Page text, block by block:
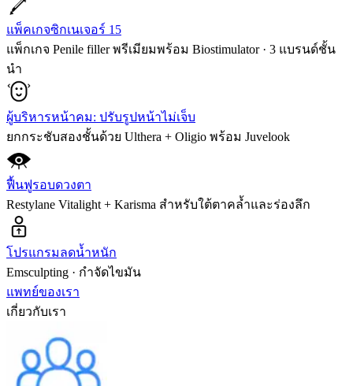
แพ็คเกจซิกเนเจอร์ 15
แพ็กเกจ Penile filler พรีเมียมพร้อม Biostimulator · 3 แบรนด์ชั้น
นำ
ผู้บริหารหน้าคม: ปรับรูปหน้าไม่เจ็บ
ยกกระชับสองชั้นด้วย Ulthera + Oligio พร้อม Juvelook
ฟื้นฟูรอบดวงตา
Restylane Vitalight + Karisma สำหรับใต้ตาคล้ำและร่องลึก
โปรแกรมลดน้ำหนัก
Emsculpting · กำจัดไขมัน
แพทย์ของเรา
เกี่ยวกับเรา